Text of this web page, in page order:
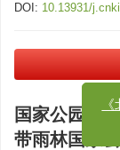
DOI: 10.13931/
国家公园资
带雨林国家
《